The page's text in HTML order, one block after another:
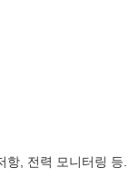
, 전력 모니터링 등.